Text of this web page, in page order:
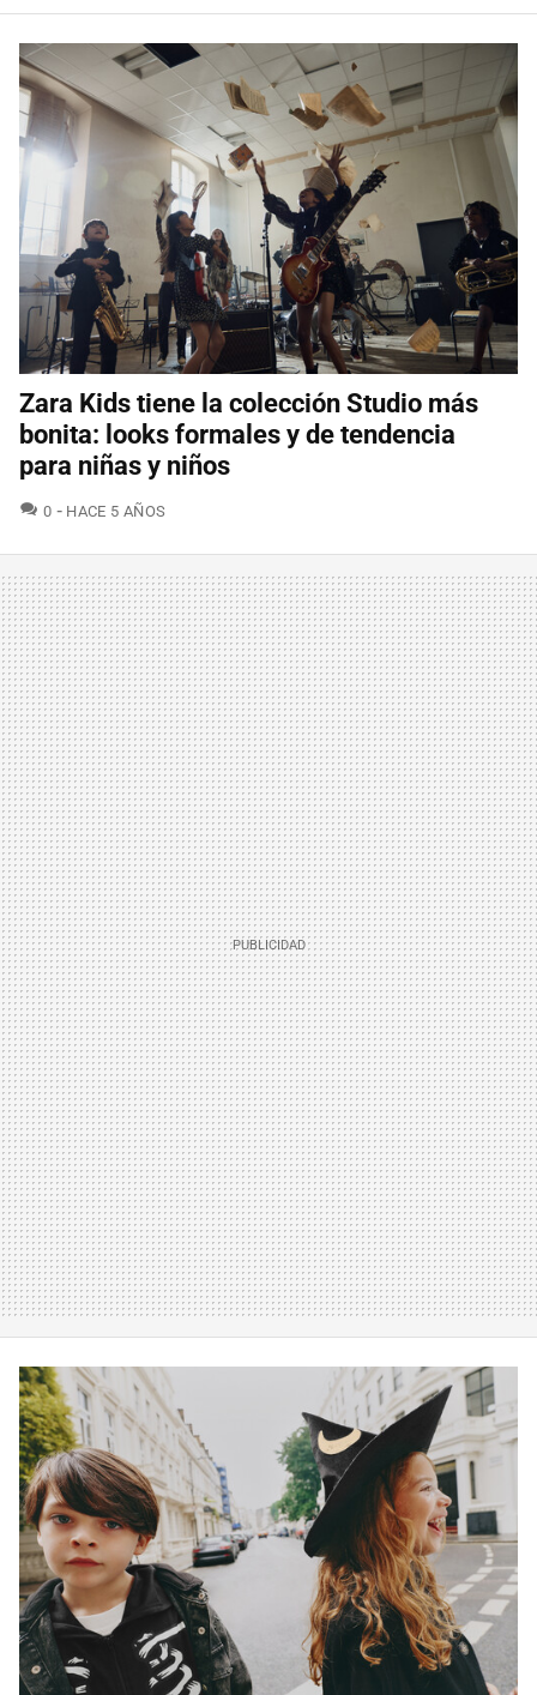
Zara Kids tiene la colección Studio más
bonita: looks formales y de tendencia
para niñas y niños
0 COMENTARIOS
HACE 5 AÑOS